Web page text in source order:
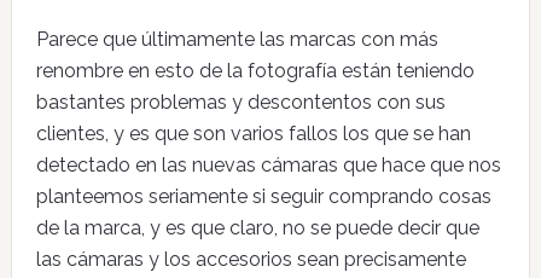
Parece que últimamente las marcas con más
renombre en esto de la fotografía están teniendo
bastantes problemas y descontentos con sus
clientes, y es que son varios fallos los que se han
detectado en las nuevas cámaras que hace que nos
planteemos seriamente si seguir comprando cosas
de la marca, y es que claro, no se puede decir que
las cámaras y los accesorios sean precisamente